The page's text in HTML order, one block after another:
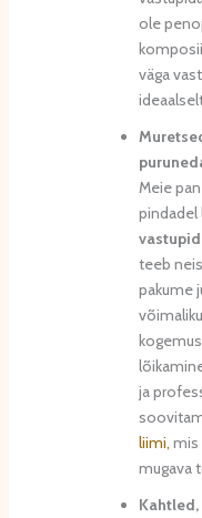
ole
väga
Meie
pindadel
teeb
pakume
ja
liimi, mis
mugava